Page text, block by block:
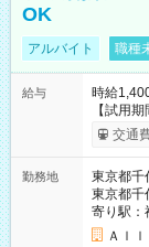
OK
アルバイト 職種
給与
時給
【試用
給与は
交通
勤務地
東京都千
東京都千
寄り駅：
Ａｌ